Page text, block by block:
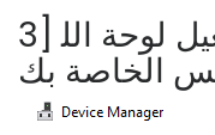
3] قم بتحديث برامج تشغيل لوحة الل